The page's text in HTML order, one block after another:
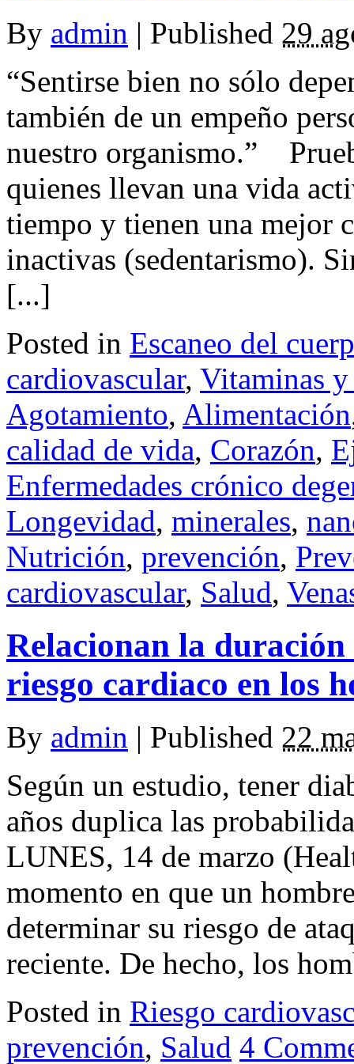
By admin | Published 29
“Sentirse bien no sólo
también de un empeño
nuestro organismo.”
quienes llevan una vida
tiempo y tienen una mejor
inactivas (sedentarismo).
[...]
Posted in Escaneo del
cardiovascular, Vitaminas
Agotamiento, Alimentación
calidad de vida, Corazón,
Enfermedades crónico
Longevidad, minerales,
Nutrición, prevención,
cardiovascular, Salud,
Relacionan la
riesgo cardiaco en los
By admin | Published 22
Según un estudio, tener
años duplica las
LUNES, 14 de marzo
momento en que un
determinar su riesgo de
reciente. De hecho, los
Posted in Riesgo
prevención, Salud 4